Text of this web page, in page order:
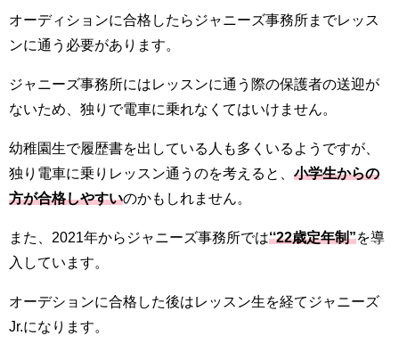
オーディションに合格したらジャニーズ事務所までレッス
ンに通う必要があります。
ジャニーズ事務所にはレッスンに通う際の保護者の送迎が
ないため、独りで電車に乗れなくてはいけません。
幼稚園生で履歴書を出している人も多くいるようですが、
独り電車に乗りレッスン通うのを考えると、 小学生からの
方が合格しやすいのかもしれません。
また、2021年からジャニーズ事務所では‘‘22歳定年制”を導
入しています。
オーデションに合格した後はレッスン生を経てジャニーズ
Jr.になります。